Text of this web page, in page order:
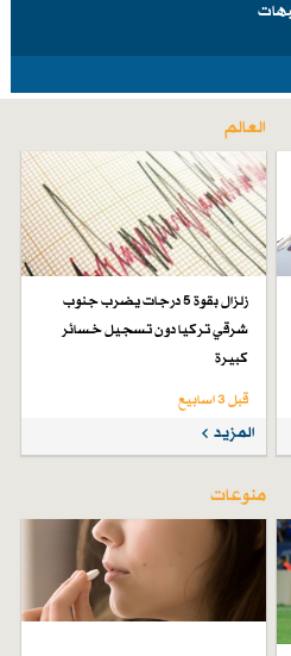
العالم
زلزال بقوة 5 درجات يضرب جنوب
شرقي تركيا دون تسجيل خسائر
كبيرة
قبل 3 اسابیع
المزيد
منوعات